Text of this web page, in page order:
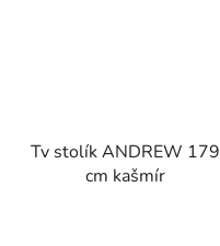
Tv stolík ANDREW 179
cm kašmír